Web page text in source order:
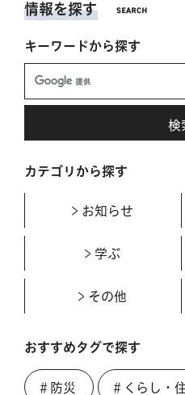
情報を探す
キーワードから探す
カテゴリから探す
お知らせ
学ぶ
その他
おすすめタグで探す
＃防災 ＃くらし・